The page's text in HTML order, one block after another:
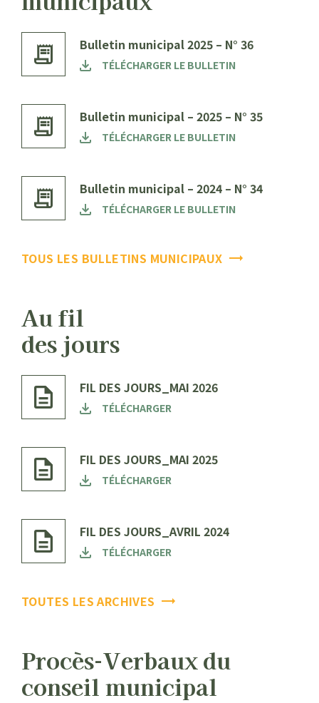
Bulletin municipal 2025 – N° 36
TÉLÉCHARGER LE BULLETIN
Bulletin municipal – 2025 – N° 35
TÉLÉCHARGER LE BULLETIN
Bulletin municipal – 2024 – N° 34
TÉLÉCHARGER LE BULLETIN
TOUS LES BULLETINS MUNICIPAUX
Au fil
des jours
FIL DES JOURS_MAI 2026
TÉLÉCHARGER
FIL DES JOURS_MAI 2025
TÉLÉCHARGER
FIL DES JOURS_AVRIL 2024
TÉLÉCHARGER
TOUTES LES ARCHIVES
Procès-Verbaux du
conseil municipal